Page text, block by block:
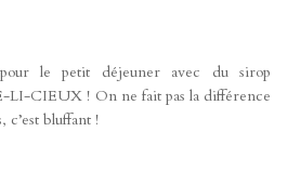
pour le petit déjeuner avec du sirop
LI-CIEUX ! On ne fait pas la différence
c’est bluffant !